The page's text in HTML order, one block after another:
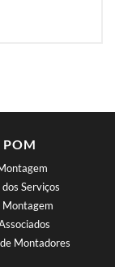
POM
Serviços
Montagem
Montadores